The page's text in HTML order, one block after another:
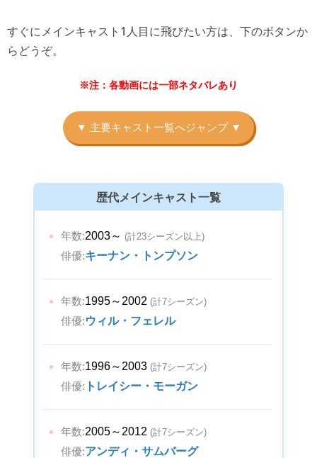
すぐにメインキャスト1人目に飛びたい方は、下のボタンか
らどうぞ。
※注：各動画には一部ネタバレあり
歴代メインキャスト一覧
年数:2003～ (計23シーズン以上)
俳優:キーナン・トンプソン
年数:1995～2002 (計7シーズン)
俳優:ウィル・フェレル
年数:1996～2003 (計7シーズン)
俳優: トレイシー・モーガン
年数:2005～2012 (計7シーズン)
俳優:アンディ・サムバーグ